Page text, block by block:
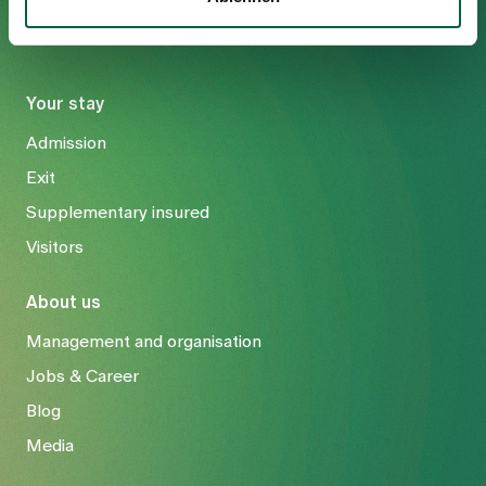
Your stay
Admission
Exit
Supplementary insured
Visitors
About us
Management and organisation
Jobs & Career
Blog
Media